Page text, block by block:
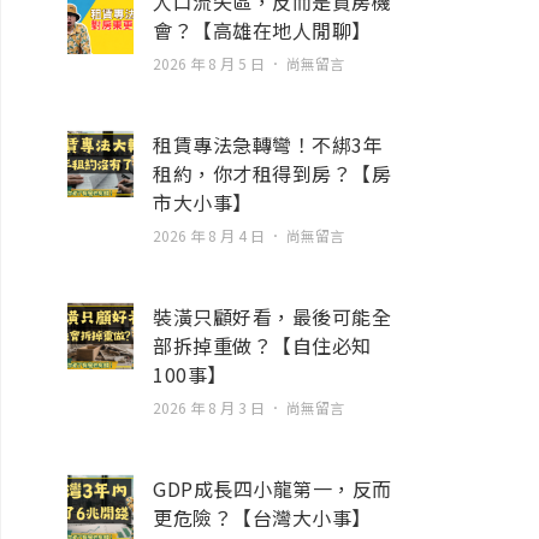
會？【高雄在地人閒聊】
2026 年 8 月 5 日 尚無留言
租賃專法急轉彎！不綁3年
租約，你才租得到房？【房
市大小事】
2026 年 8 月 4 日 尚無留言
裝潢只顧好看，最後可能全
部拆掉重做？【自住必知
100事】
2026 年 8 月 3 日 尚無留言
GDP成長四小龍第一，反而
更危險？【台灣大小事】